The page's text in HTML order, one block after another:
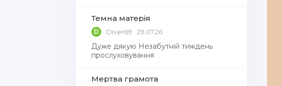
Темна матерія
D Diver69 29.07.26
Дуже дякую Незабутній тиждень
прослуховування
Мертва грамота